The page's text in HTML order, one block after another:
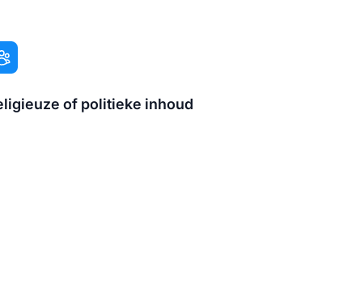
of politieke inhoud